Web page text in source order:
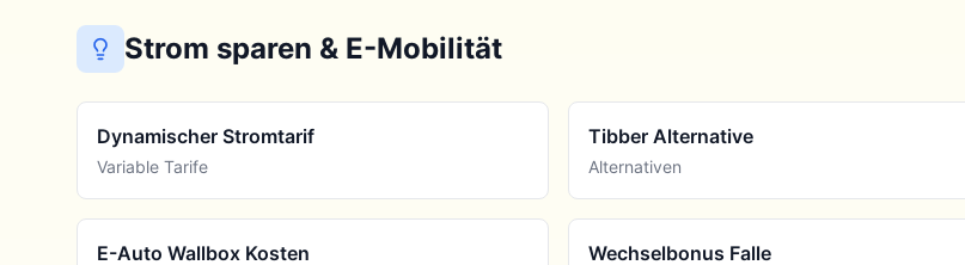
Strom sparen & E-Mobilität
Dynamischer Stromtarif
Variable Tarife
Tibber Alternative
Alternativen
E-Auto Wallbox Kosten Wechselbonus Falle